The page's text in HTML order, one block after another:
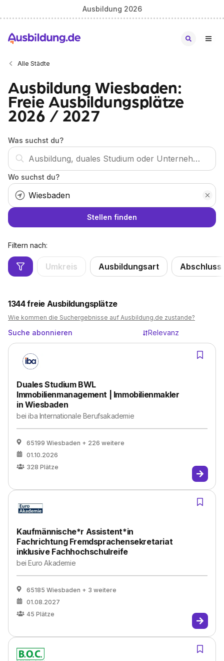
Ausbildung 2026
Alle Städte
Ausbildung Wiesbaden:
Freie Ausbildungsplätze
2026 / 2027
Was suchst du?
Wo suchst du?
Stellen finden
Filtern nach:
Umkreis Ausbildungsart Abschluss
1344freie Ausbildungsplätze
Wie kommen die Suchergebnisse auf Ausbildung.de zustande?
Suche abonnieren Relevanz
Duales Studium BWL
Immobilienmanagement | Immobilienmakler
in Wiesbaden
beiiba Internationale Berufsakademie
65199 Wiesbaden + 226 weitere
01.10.2026
328 Plätze
Kaufmännische*r Assistent*in
Fachrichtung Fremdsprachensekretariat
inklusive Fachhochschulreife
beiEuro Akademie
65185 Wiesbaden + 3 weitere
01.08.2027
45 Plätze